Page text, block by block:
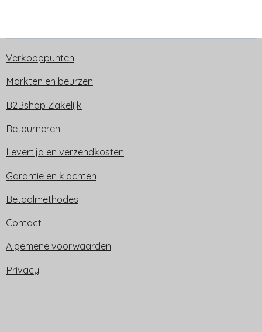
Verkooppunten
Markten en beurzen
B2Bshop Zakelijk
Retourneren
Levertijd en verzendkosten
Garantie en klachten
Betaalmethodes
Contact
Algemene voorwaarden
Privacy